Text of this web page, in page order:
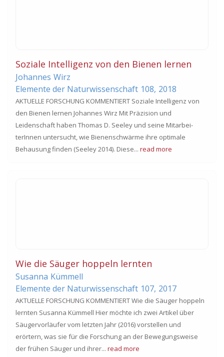
Soziale Intelligenz von den Bienen lernen
Johannes Wirz
Elemente der Naturwissenschaft 108, 2018
AKTUELLE FORSCHUNG KOMMENTIERT Soziale Intelligenz von
den Bienen lernen Johannes Wirz Mit Präzision und
Leidenschaft haben Thomas D. Seeley und seine Mitarbei-
terInnen untersucht, wie Bienenschwärme ihre optimale
Behausung finden (Seeley 2014). Diese... read more
Wie die Säuger hoppeln lernten
Susanna Kümmell
Elemente der Naturwissenschaft 107, 2017
AKTUELLE FORSCHUNG KOMMENTIERT Wie die Säuger hoppeln
lernten Susanna Kümmell Hier möchte ich zwei Artikel über
Säugervorläufer vom letzten Jahr (2016) vorstellen und
erörtern, was sie für die Forschung an der Bewegungsweise
der frühen Säuger und ihrer... read more